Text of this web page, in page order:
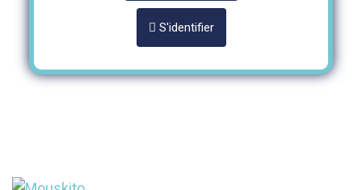
S'identifier